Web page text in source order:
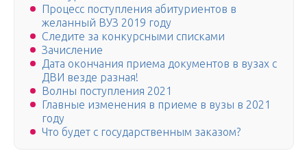
Процесс поступления абитуриентов в
желанный ВУЗ 2019 году
Следите за конкурсными списками
Зачисление
Дата окончания приема документов в вузах с
ДВИ везде разная!
Волны поступления 2021
Главные изменения в приеме в вузы в 2021
году
Что будет с государственным заказом?